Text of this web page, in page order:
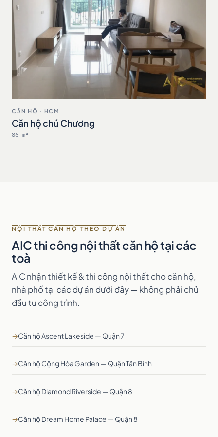
CĂN HỘ · HCM
Căn hộ chú Chương
86 m²
NỘI THẤT CĂN HỘ THEO DỰ ÁN
AIC thi công nội thất căn hộ tại các
toà
AIC nhận thiết kế & thi công nội thất cho căn hộ,
nhà phố tại các dự án dưới đây — không phải chủ
đầu tư công trình.
→Căn hộ Ascent Lakeside — Quận 7
→Căn hộ Cộng Hòa Garden — Quận Tân Bình
→Căn hộ Diamond Riverside — Quận 8
→Căn hộ Dream Home Palace — Quận 8